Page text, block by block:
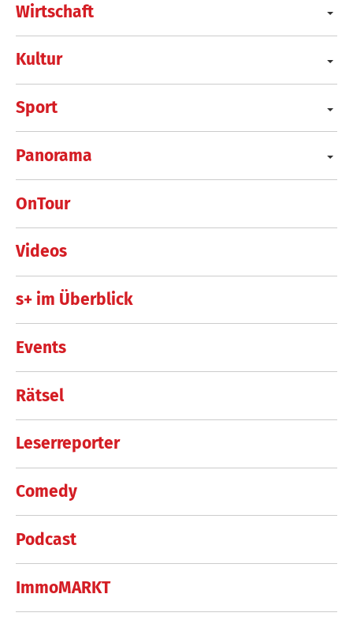
Wirtschaft
Kultur
Sport
Panorama
OnTour
Videos
s+ im Überblick
Events
Rätsel
Leserreporter
Comedy
Podcast
ImmoMARKT